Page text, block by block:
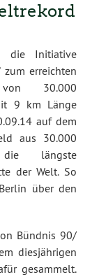
die Initiative
zum erreichten
von 30.000
9 km Länge
auf dem
aus 30.000
die längste
der Welt. So
über den
Bündnis 90/
diesjährigen
gesammelt.